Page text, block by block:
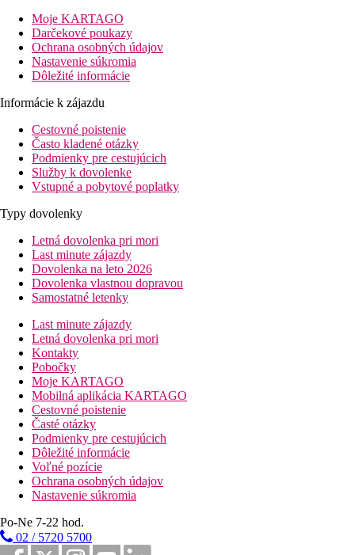
Moje KARTAGO
Darčekové poukazy
Ochrana osobných údajov
Nastavenie súkromia
Dôležité informácie
Informácie k zájazdu
Cestovné poistenie
Často kladené otázky
Podmienky pre cestujúcich
Služby k dovolenke
Vstupné a pobytové poplatky
Typy dovolenky
Letná dovolenka pri mori
Last minute zájazdy
Dovolenka na leto 2026
Dovolenka vlastnou dopravou
Samostatné letenky
Last minute zájazdy
Letná dovolenka pri mori
Kontakty
Pobočky
Moje KARTAGO
Mobilná aplikácia KARTAGO
Cestovné poistenie
Časté otázky
Podmienky pre cestujúcich
Dôležité informácie
Voľné pozície
Ochrana osobných údajov
Nastavenie súkromia
Po-Ne 7-22 hod.
02 / 5720 5700